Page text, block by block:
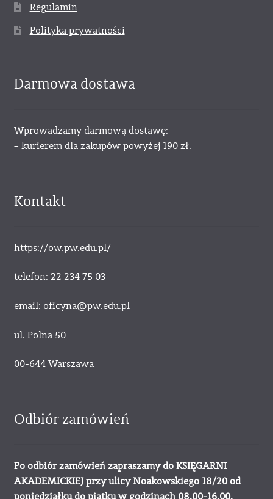
Regulamin
Polityka prywatności
Darmowa dostawa
Wprowadzamy darmową dostawę:
– kurierem dla zakupów powyżej 190 zł.
Kontakt
https://ow.pw.edu.pl/
telefon: 22 234 75 03
email: oficyna@pw.edu.pl
ul. Polna 50
00-644 Warszawa
Odbiór zamówień
Po odbiór zamówień zapraszamy do KSIĘGARNI
AKADEMICKIEJ przy ulicy Noakowskiego 18/20 od
poniedziałku do piątku w godzinach 08.00-16.00.